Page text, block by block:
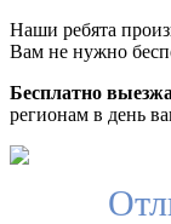
Наши ребята
Вам не нужно
Бесплатно
регионам в день